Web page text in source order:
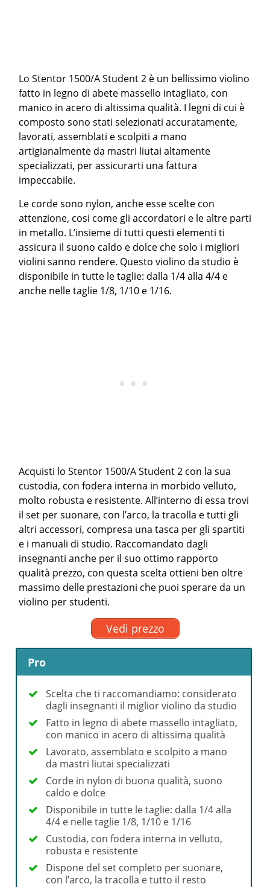
Lo Stentor 1500/A Student 2 è un bellissimo violino
fatto in legno di abete massello intagliato, con
manico in acero di altissima qualità. I legni di cui è
composto sono stati selezionati accuratamente,
lavorati, assemblati e scolpiti a mano
artigianalmente da mastri liutai altamente
specializzati, per assicurarti una fattura
impeccabile.
Le corde sono nylon, anche esse scelte con
attenzione, cosi come gli accordatori e le altre parti
in metallo. L’insieme di tutti questi elementi ti
assicura il suono caldo e dolce che solo i migliori
violini sanno rendere. Questo violino da studio è
disponibile in tutte le taglie: dalla 1/4 alla 4/4 e
anche nelle taglie 1/8, 1/10 e 1/16.
Acquisti lo Stentor 1500/A Student 2 con la sua
custodia, con fodera interna in morbido velluto,
molto robusta e resistente. All’interno di essa trovi
il set per suonare, con l’arco, la tracolla e tutti gli
altri accessori, compresa una tasca per gli spartiti
e i manuali di studio. Raccomandato dagli
insegnanti anche per il suo ottimo rapporto
qualità prezzo, con questa scelta ottieni ben oltre
massimo delle prestazioni che puoi sperare da un
violino per studenti.
Vedi prezzo
Pro
Scelta che ti raccomandiamo: considerato
dagli insegnanti il miglior violino da studio
Fatto in legno di abete massello intagliato,
con manico in acero di altissima qualità
Lavorato, assemblato e scolpito a mano
da mastri liutai specializzati
Corde in nylon di buona qualità, suono
caldo e dolce
Disponibile in tutte le taglie: dalla 1/4 alla
4/4 e nelle taglie 1/8, 1/10 e 1/16
Custodia, con fodera interna in velluto,
robusta e resistente
Dispone del set completo per suonare,
con l’arco, la tracolla e tutto il resto